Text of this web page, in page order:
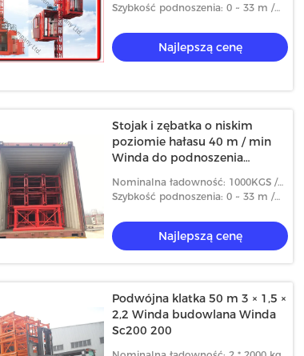
Szybkość podnoszenia: 0 ~ 33 m /
Najlepszą cenę
Stojak i zębatka o niskim
poziomie hałasu 40 m / min
Winda do podnoszenia
Nominalna ładowność: 1000KGS /
2000KGS
Szybkość podnoszenia: 0 ~ 33 m /
Najlepszą cenę
Podwójna klatka 50 m 3 × 1,5 ×
2,2 Winda budowlana Winda
Sc200 200